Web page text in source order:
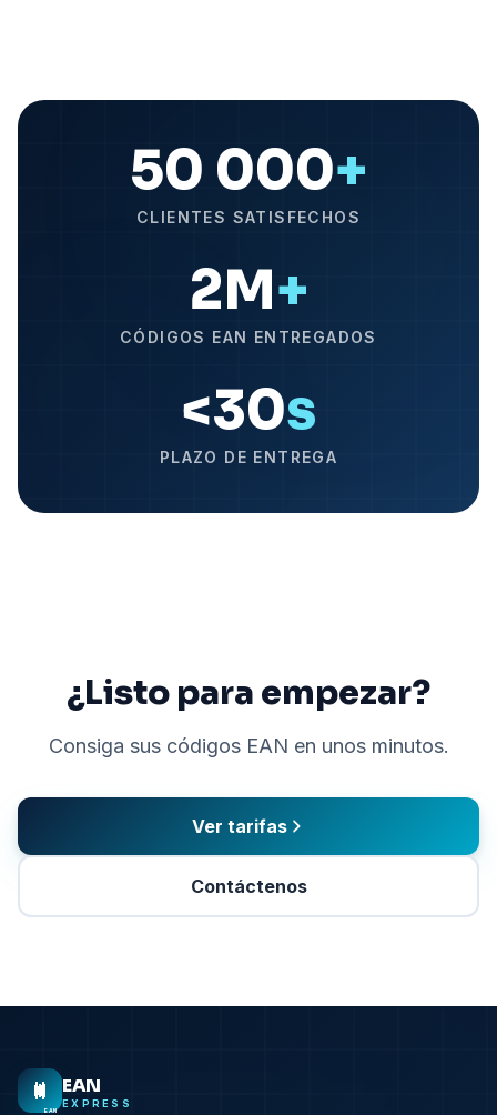
50 000+
CLIENTES SATISFECHOS
2M+
CÓDIGOS EAN ENTREGADOS
<30s
PLAZO DE ENTREGA
¿Listo para empezar?
Consiga sus códigos EAN en unos minutos.
Ver tarifas
Contáctenos
EAN
EAN
EXPRESS